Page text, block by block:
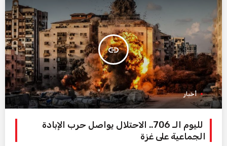
insert_link
أخبار
لليوم الـ 706.. الاحتلال يواصل حرب الإبادة
الجماعية على غزة